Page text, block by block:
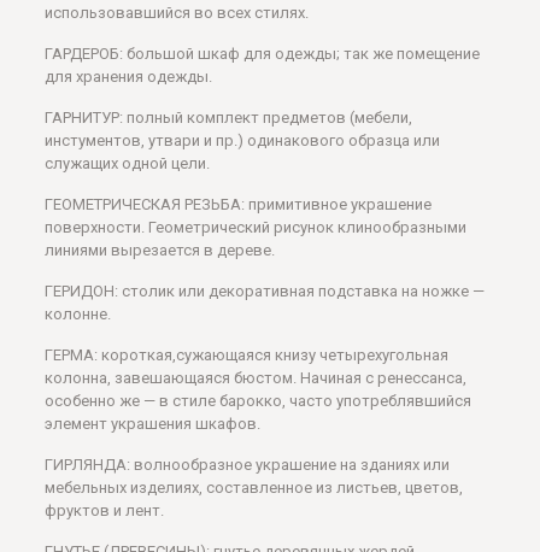
использовавшийся во всех стилях.
ГАРДЕРОБ: большой шкаф для одежды; так же помещение
для хранения одежды.
ГАРНИТУР: полный комплект предметов (мебели,
инстументов, утвари и пр.) одинакового образца или
служащих одной цели.
ГЕОМЕТРИЧЕСКАЯ РЕЗЬБА: примитивное украшение
поверхности. Геометрический рисунок клинообразными
линиями вырезается в дереве.
ГЕРИДОН: столик или декоративная подставка на ножке —
колонне.
ГЕРМА: короткая,сужающаяся книзу четырехугольная
колонна, завешающаяся бюстом. Начиная с ренессанса,
особенно же — в стиле барокко, часто употреблявшийся
элемент украшения шкафов.
ГИРЛЯНДА: волнообразное украшение на зданиях или
мебельных изделиях, составленное из листьев, цветов,
фруктов и лент.